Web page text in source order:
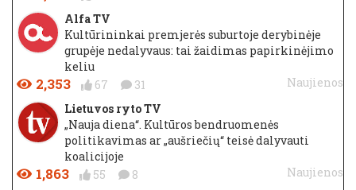
Alfa TV
Kultūrininkai premjerės suburtoje derybinėje
grupėje nedalyvaus: tai žaidimas papirkinėjimo
keliu
2,353 67 31
Naujienos
Lietuvos ryto TV
„Nauja diena“. Kultūros bendruomenės
politikavimas ar „aušriečių“ teisė dalyvauti
koalicijoje
1,863 55 8
Naujienos